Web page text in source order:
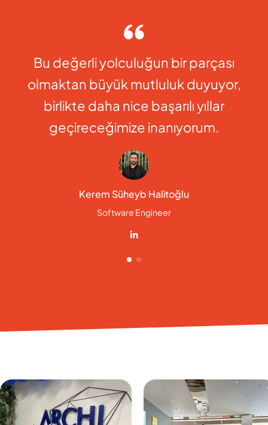
Bu değerli yolculuğun bir parçası
olmaktan büyük mutluluk duyuyor,
birlikte daha nice başarılı yıllar
geçireceğimize inanıyorum.
Kerem Süheyb Halitoğlu
Software Engineer